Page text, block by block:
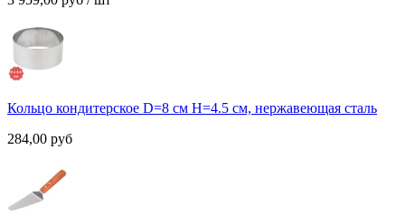
Кольцо кондитерское D=8 cм Н=4.5 cм, нержавеющая сталь
284,00 руб